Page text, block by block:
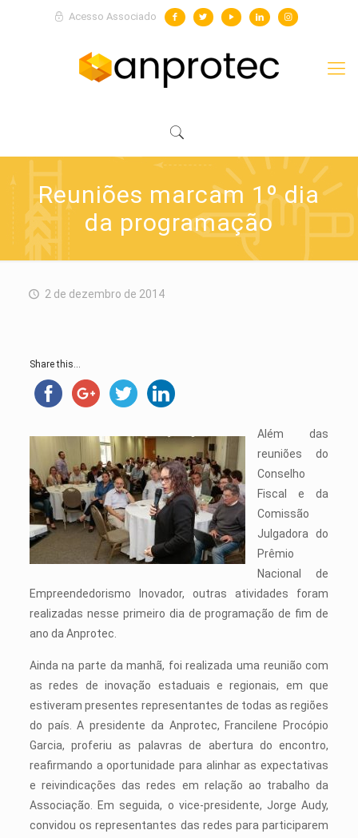
Acesso Associado
Reuniões marcam 1º dia
da programação
2 de dezembro de 2014
Share this...
Além das
reuniões do
Conselho
Fiscal e da
Comissão
Julgadora do
Prêmio
Nacional de
Empreendedorismo Inovador, outras atividades foram
realizadas nesse primeiro dia de programação de fim de
ano da Anprotec.
Ainda na parte da manhã, foi realizada uma reunião com
as redes de inovação estaduais e regionais, em que
estiveram presentes representantes de todas as regiões
do país. A presidente da Anprotec, Francilene Procópio
Garcia, proferiu as palavras de abertura do encontro,
reafirmando a oportunidade para alinhar as expectativas
e reivindicações das redes em relação ao trabalho da
Associação. Em seguida, o vice-presidente, Jorge Audy,
convidou os representantes das redes para participarem